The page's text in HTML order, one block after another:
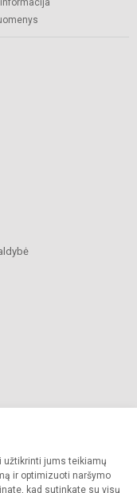
užtikrinti jums teikiamų
ir optimizuoti naršymo
kad sutinkate su visų
teisės saugomos.
griežtai draudžiama.